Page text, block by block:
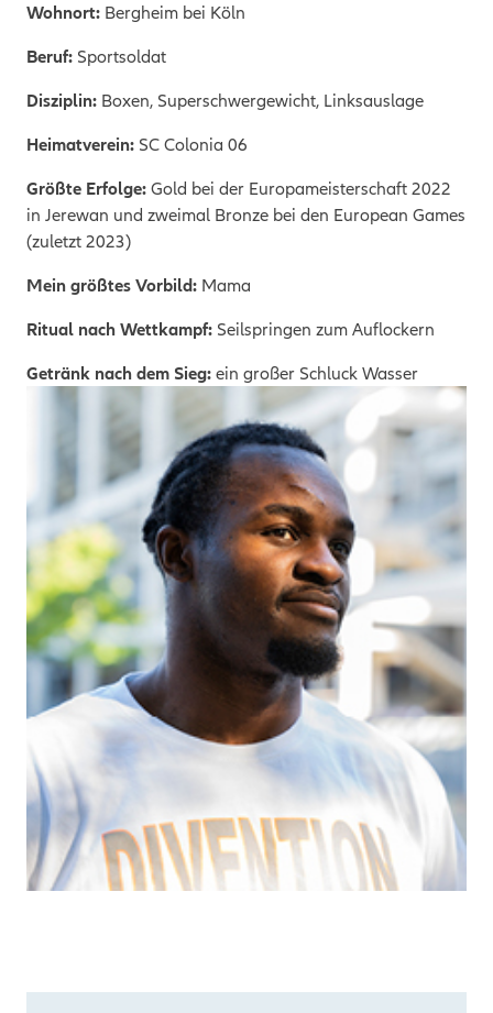
Wohnort: Bergheim bei Köln
Beruf: Sportsoldat
Disziplin: Boxen, Superschwergewicht, Linksauslage
Heimatverein: SC Colonia 06
Größte Erfolge: Gold bei der Europameisterschaft 2022
in Jerewan und zweimal Bronze bei den European Games
(zuletzt 2023)
Mein größtes Vorbild: Mama
Ritual nach Wettkampf: Seilspringen zum Auflockern
Getränk nach dem Sieg: ein großer Schluck Wasser